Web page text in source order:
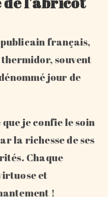
français,
souvent
jour de
que je confie le soin
la richesse de ses
Chaque
et
!